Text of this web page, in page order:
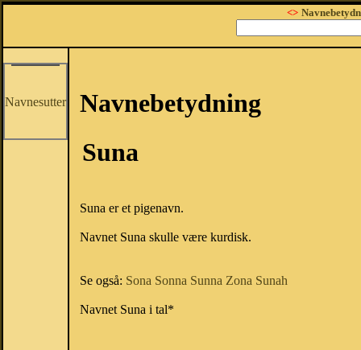
<>
Navnesutter
Navnebetydning
Suna
Suna er et pigenavn.
Navnet Suna skulle være kurdisk.
Se også: Sona Sonna Sunna Zona Sunah
Navnet Suna i tal*